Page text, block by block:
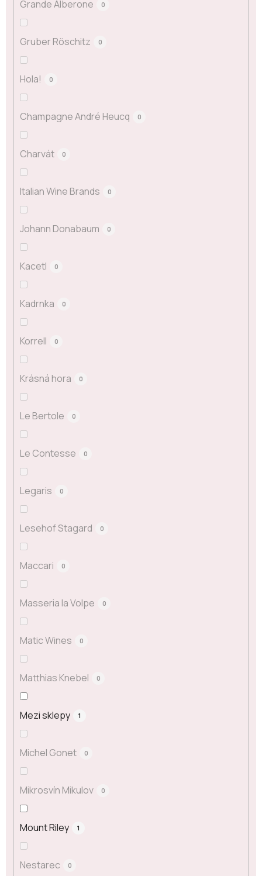
Grande Alberone 0
Gruber Röschitz 0
Hola! 0
Champagne André Heucq 0
Charvát 0
Italian Wine Brands 0
Johann Donabaum 0
Kacetl 0
Kadrnka 0
Korrell 0
Krásná hora 0
Le Bertole 0
Le Contesse 0
Legaris 0
Lesehof Stagard 0
Maccari 0
Masseria la Volpe 0
Matic Wines 0
Matthias Knebel 0
Mezi sklepy 1
Michel Gonet 0
Mikrosvín Mikulov 0
Mount Riley 1
Nestarec 0